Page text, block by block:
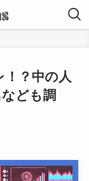
！？中の人
ども調